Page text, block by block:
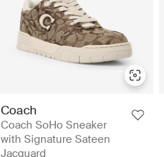
Coach
Coach SoHo Sneaker
with Signature Sateen
Jacquard